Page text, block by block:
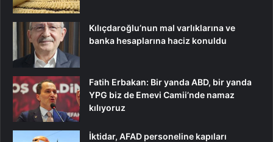
Kılıçdaroğlu’nun mal varlıklarına ve
banka hesaplarına haciz konuldu
Fatih Erbakan: Bir yanda ABD, bir yanda
YPG biz de Emevi Camii’nde namaz
kılıyoruz
İktidar, AFAD personeline kapıları